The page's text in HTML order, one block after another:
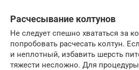
Расчесывание колтунов
Не следует спешно хвататься за
попробовать расчесать колтун.
и неплотный, избавить шерсть
тяжести несложно. Для